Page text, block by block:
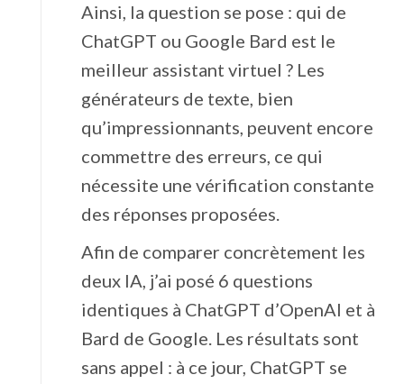
Ainsi, la question se pose : qui de
ChatGPT ou Google Bard est le
meilleur assistant virtuel ? Les
générateurs de texte, bien
qu’impressionnants, peuvent encore
commettre des erreurs, ce qui
nécessite une vérification constante
des réponses proposées.
Afin de comparer concrètement les
deux IA, j’ai posé 6 questions
identiques à ChatGPT d’OpenAI et à
Bard de Google. Les résultats sont
sans appel : à ce jour, ChatGPT se